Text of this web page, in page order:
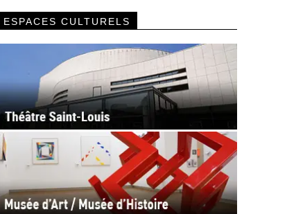
ESPACES CULTURELS